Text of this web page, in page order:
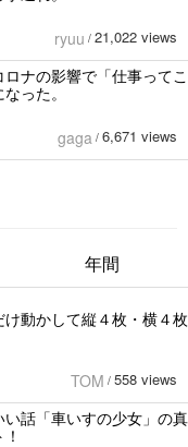
ryuu / 21,022 views
ナの影響で「仕事ってこ
った。
gaga / 6,671 views
年間
動かして縦４枚・横４枚
TOM / 558 views
話「車いすの少女」の真